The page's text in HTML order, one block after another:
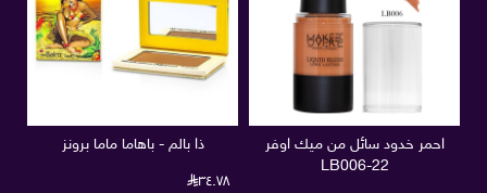
احمر خدود سائل من ميك اوفر
22-LB006
ذا بالم - باهاما ماما برونز
٣٤.٧٨